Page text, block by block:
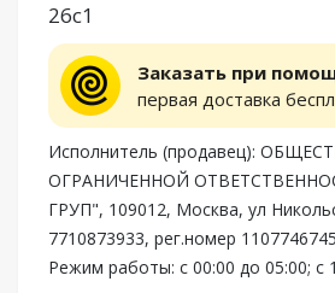
26с1
Заказать при
первая доставка
Исполнитель (продавец):
ОГРАНИЧЕННОЙ
ГРУП", 109012, Москва, ул
7710873933, рег.номер
Режим работы: с 00:00 до 05:00; с